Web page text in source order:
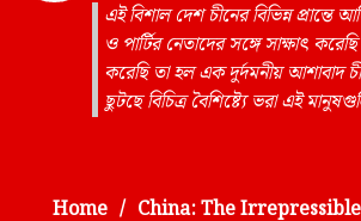
এই বিশাল দেশ চীনের বিভিন্ন প্রান্তে
ও পার্টির নেতাদের সঙ্গে সাক্ষাৎ
করেছি তা হল এক দুর্দমনীয় আশাবাদ
ছুটছে বিচিত্র বৈশিষ্ট্যে ভরা এই
Home China: The